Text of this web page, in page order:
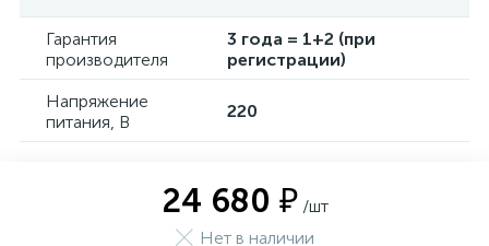
Гарантия
производителя
3 года = 1+2 (при
регистрации)
Напряжение
питания, В
220
24 680 ₽ /шт
Нет в наличии